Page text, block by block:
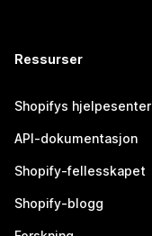
Ressurser
Shopifys hjelpesenter
API-dokumentasjon
Shopify-fellesskapet
Shopify-blogg